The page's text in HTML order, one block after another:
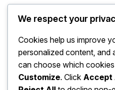
Pengendara
publik di
risiko
menjadi…
We respect your
Cookies help us improve
personalized content, and
can choose which
Customize. Click Accept